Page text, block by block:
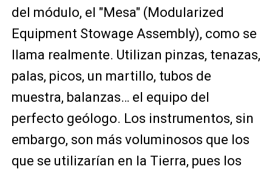
del módulo, el "Mesa" (Modularized
Equipment Stowage Assembly), como se
llama realmente. Utilizan pinzas, tenazas,
palas, picos, un martillo, tubos de
muestra, balanzas… el equipo del
perfecto geólogo. Los instrumentos, sin
embargo, son más voluminosos que los
que se utilizarían en la Tierra, pues los